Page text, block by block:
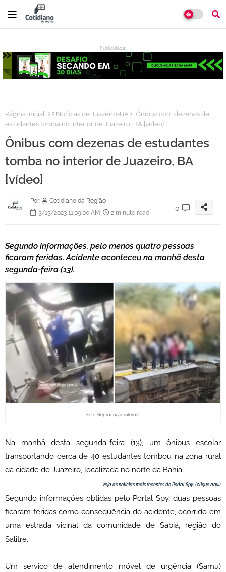
Publicidade:
:
Página inicial ᶻ Notícias de Juazeiro-BA
Ônibus com dezenas de
estudantes tomba no interior de Juazeiro, BA [vídeo]
Ônibus com dezenas de estudantes
tomba no interior de Juazeiro, BA
[vídeo]
Por:
Cotidiano da Região
3/13/2023 11:09:00 AM
2 minute read
0
Segundo informações, pelo menos quatro pessoas
ficaram feridas. Acidente aconteceu na manhã desta
segunda-feira (13).
Foto: Reprodução internet
Na manhã desta segunda-feira (13), um ônibus escolar
transportando cerca de 40 estudantes tombou na zona rural
da cidade de Juazeiro, localizada no norte da Bahia.
Veja as notícias mais recentes do Portal Spy: (clique aqui)
Segundo informações obtidas pelo Portal Spy, duas pessoas
ficaram feridas como consequência do acidente, ocorrido em
uma estrada vicinal da comunidade de Sabiá, região do
Salitre.
Um serviço de atendimento móvel de urgência (Samu)